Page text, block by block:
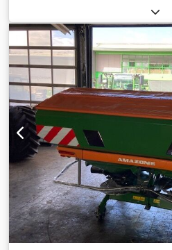
2012 Svara kanālu skaits: 12
2000 gramiem Dodpfx Apjyku I
specifikācija: - Kauss izgāzējs:
(ķēdes platums 850 mm, garums
transportieris ar izkraušanas
Ø 400 mm, garums 4500 mm,
Iekšējais bunkurs: atvērums
caurums nav iekļauts.
iepakošanas līnija Nawi /
kas izgatavota no nerūsējošā
precīzai porciju dozēšanai un
rūpniecībā. Sistēmas galvenā
Newtec svari, kas nodrošina
svēršanu līdz 2 kg. Sistēma
automatizācijai – sākot ar
kauss izgāzēju, caur jaudīgu
galīgai svēršanai.